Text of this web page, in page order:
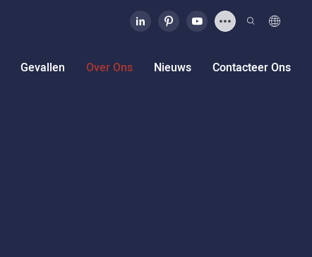
Gevallen Over Ons Nieuws Contacteer Ons